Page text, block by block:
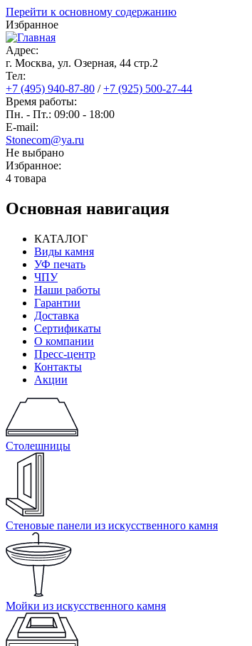
Перейти к основному содержанию
Избранное
Адрес:
г. Москва, ул. Озерная, 44 cтр.2
Тел:
+7 (495) 940-87-80 /+7 (925) 500-27-44
Время работы:
Пн. - Пт.: 09:00 - 18:00
E-mail:
Stonecom@ya.ru
Не выбрано
Избранное:
4 товара
Основная навигация
КАТАЛОГ
Виды камня
УФ печать
ЧПУ
Наши работы
Гарантии
Доставка
Сертификаты
О компании
Пресс-центр
Контакты
Акции
Столешницы
Стеновые панели из искусственного камня
Мойки из искусственного камня